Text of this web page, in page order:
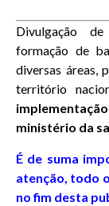
Divulgação
formação de
diversas áreas,
território
ministério da
É de suma
atenção, todo
no fim desta